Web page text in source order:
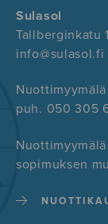
Sulasol
Tallberginkatu
info@sulasol.fi
Nuottimyymälä
puh. 050 305
sopimuksen